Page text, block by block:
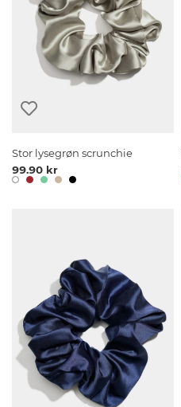
Stor lysegrøn scrunchie
99.90 kr